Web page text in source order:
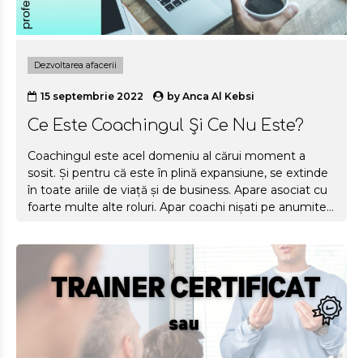
Dezvoltarea afacerii
15 septembrie 2022 byAnca Al Kebsi
Ce Este Coachingul Și Ce Nu Este?
Coachingul este acel domeniu al cărui moment a
sosit. Și pentru că este în plină expansiune, se extinde
în toate ariile de viață și de business. Apare asociat cu
foarte multe alte roluri. Apar coachi nișati pe anumite
dificil să definim ce este coachingul și ce nu este.